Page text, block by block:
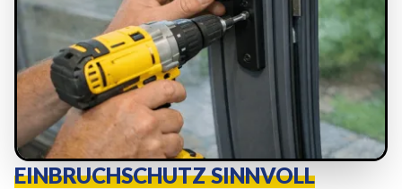
EINBRUCHSCHUTZ SINNVOLL